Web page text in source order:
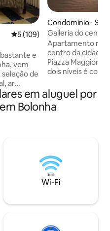
5 de uma avaliação média de
5 (109)
e
vem
de
TV
e livros
estão
Condomínio ⋅
Galleria do centro
Apartamento
centro da cidade,
Piazza Maggiore.
dois níveis é
com cozinha no
pequenos
mezanino e uma
telhados de
degli Asinelli e
de Bolonha
em aluguel por
Bolonha
Wi-Fi